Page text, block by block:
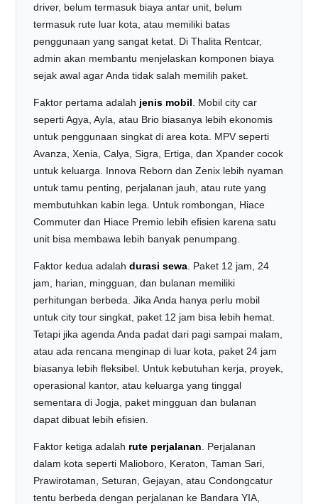
driver, belum termasuk biaya antar unit, belum
termasuk rute luar kota, atau memiliki batas
penggunaan yang sangat ketat. Di Thalita Rentcar,
admin akan membantu menjelaskan komponen biaya
sejak awal agar Anda tidak salah memilih paket.
Faktor pertama adalah jenis mobil . Mobil city car
seperti Agya, Ayla, atau Brio biasanya lebih ekonomis
untuk penggunaan singkat di area kota. MPV seperti
Avanza, Xenia, Calya, Sigra, Ertiga, dan Xpander cocok
untuk keluarga. Innova Reborn dan Zenix lebih nyaman
untuk tamu penting, perjalanan jauh, atau rute yang
membutuhkan kabin lega. Untuk rombongan, Hiace
Commuter dan Hiace Premio lebih efisien karena satu
unit bisa membawa lebih banyak penumpang.
Faktor kedua adalahdurasi sewa . Paket 12 jam, 24
jam, harian, mingguan, dan bulanan memiliki
perhitungan berbeda. Jika Anda hanya perlu mobil
untuk city tour singkat, paket 12 jam bisa lebih hemat.
Tetapi jika agenda Anda padat dari pagi sampai malam,
atau ada rencana menginap di luar kota, paket 24 jam
biasanya lebih fleksibel. Untuk kebutuhan kerja, proyek,
operasional kantor, atau keluarga yang tinggal
sementara di Jogja, paket mingguan dan bulanan
dapat dibuat lebih efisien.
Faktor ketiga adalah rute perjalanan . Perjalanan
dalam kota seperti Malioboro, Keraton, Taman Sari,
Prawirotaman, Seturan, Gejayan, atau Condongcatur
tentu berbeda dengan perjalanan ke Bandara YIA,